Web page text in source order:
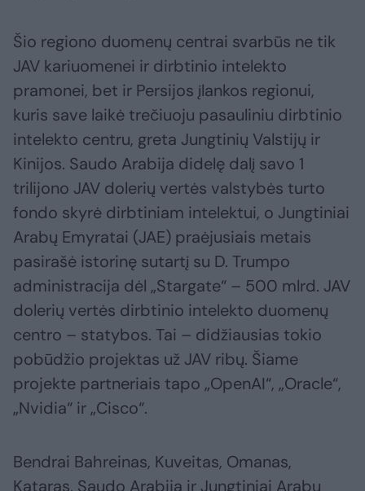
Šio regiono duomenų centrai svarbūs ne tik
JAV kariuomenei ir dirbtinio intelekto
pramonei, bet ir Persijos įlankos regionui,
kuris save laikė trečiuoju pasauliniu dirbtinio
intelekto centru, greta Jungtinių Valstijų ir
Kinijos. Saudo Arabija didelę dalį savo 1
trilijono JAV dolerių vertės valstybės turto
fondo skyrė dirbtiniam intelektui, o Jungtiniai
Arabų Emyratai (JAE) praėjusiais metais
pasirašė istorinę sutartį su D. Trumpo
administracija dėl „Stargate“ – 500 mlrd. JAV
dolerių vertės dirbtinio intelekto duomenų
centro – statybos. Tai – didžiausias tokio
pobūdžio projektas už JAV ribų. Šiame
projekte partneriais tapo „OpenAI“, „Oracle“,
„Nvidia“ ir „Cisco“.
Bendrai Bahreinas, Kuveitas, Omanas,
Kataras, Saudo Arabija ir Jungtiniai Arabų